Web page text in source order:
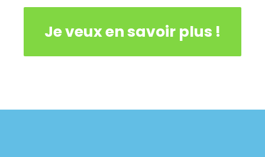
Je veux en savoir plus !